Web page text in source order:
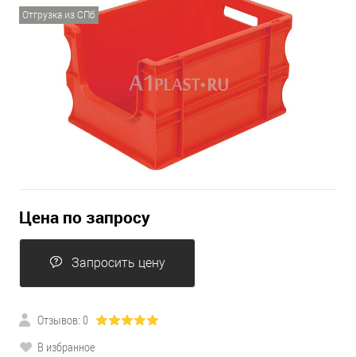
Отгрузка из СПб
Цена по запросу
Запросить цену
Отзывов: 0
В избранное